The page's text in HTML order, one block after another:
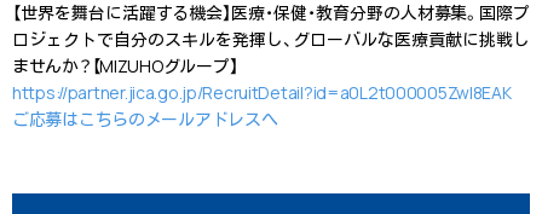
【世界を舞台に活躍する機会】医療・保健・教育分野の人材募集。国際プ
ロジェクトで自分のスキルを発揮し、グローバルな医療貢献に挑戦し
ませんか？【MIZUHOグループ】
https://partner.jica.go.jp/RecruitDetail?id=a0L2t000005ZwI8EAK
ご応募はこちらのメールアドレスへ